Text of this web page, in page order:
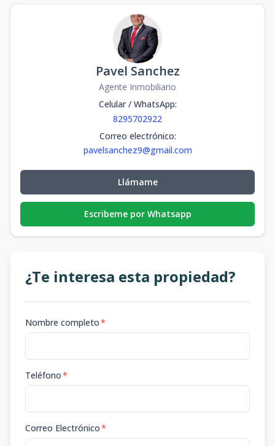
Pavel Sanchez
Agente Inmobiliario
Celular / WhatsApp:
8295702922
Correo electrónico:
pavelsanchez9@gmail.com
Llámame
Escribeme por Whatsapp
¿Te interesa esta propiedad?
Nombre completo*
Teléfono*
Correo Electrónico*